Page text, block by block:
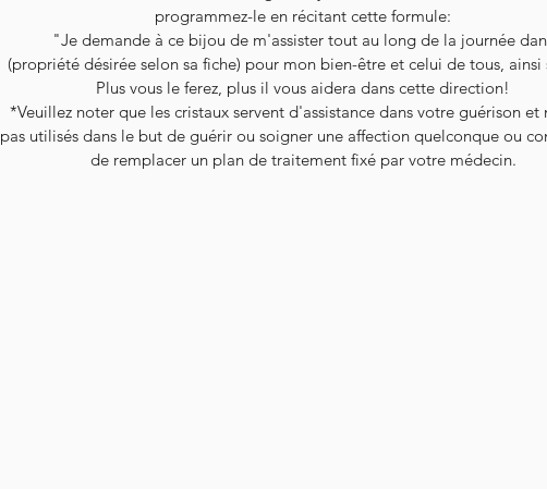
programmez-le en récitant cette formule:
"Je demande à ce bijou de m'assister tout au long de la journée
(propriété désirée selon sa fiche) pour mon bien-être et celui de tous,
Plus vous le ferez, plus il vous aidera dans cette direction!
*Veuillez noter que les cristaux servent d'assistance dans votre guérison et
pas utilisés dans le but de guérir ou soigner une affection quelconque ou
de remplacer un plan de traitement fixé par votre médecin.